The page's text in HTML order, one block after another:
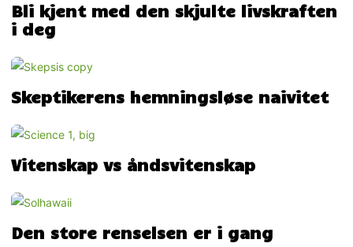
Bli kjent med den skjulte livskraften
i deg
Skeptikerens hemningsløse naivitet
Vitenskap vs åndsvitenskap
Den store renselsen er i gang